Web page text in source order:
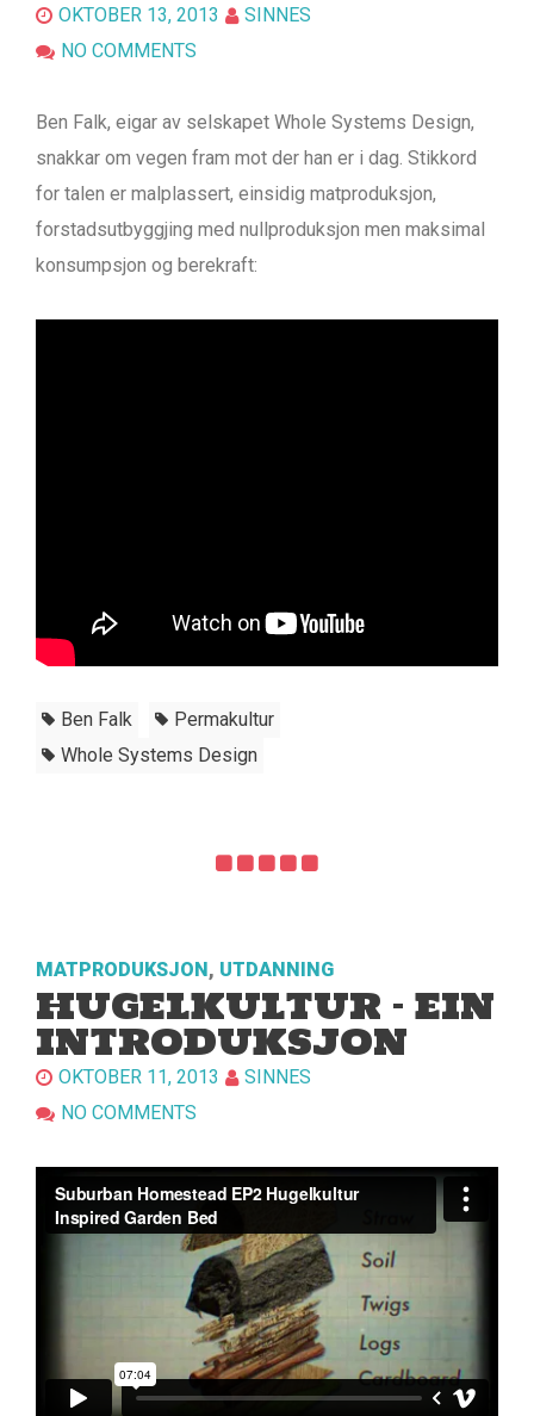
OKTOBER 13, 2013
SINNES
NO COMMENTS
Ben Falk, eigar av selskapet Whole Systems Design,
snakkar om vegen fram mot der han er i dag. Stikkord
for talen er malplassert, einsidig matproduksjon,
forstadsutbyggjing med nullproduksjon men maksimal
konsumpsjon og berekraft:
Ben Falk
Permakultur
Whole Systems Design
MATPRODUKSJON, UTDANNING
HUGELKULTUR – EIN
INTRODUKSJON
OKTOBER 11, 2013
SINNES
NO COMMENTS